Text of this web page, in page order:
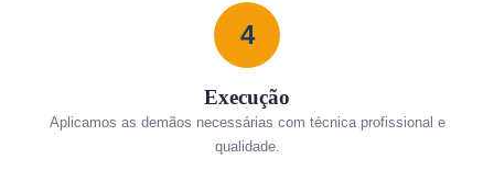
4
Execução
Aplicamos as demãos necessárias com técnica profissional e
qualidade.